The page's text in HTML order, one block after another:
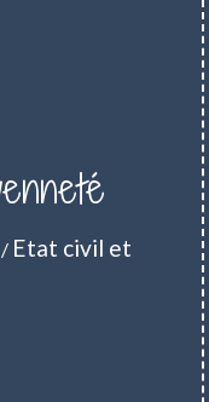
/ Etat civil et